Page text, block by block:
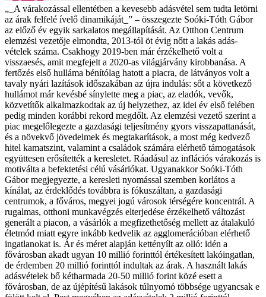
„_A várakozással ellentétben a kevesebb adásvétel sem tudta letörni
az árak felfelé ívelő dinamikáját_” – összegezte Soóki-Tóth Gábor
az előző év egyik sarkalatos megállapítását. Az Otthon Centrum
elemzési vezetője elmondta, 2013-tól öt évig nőtt a lakás adás-
vételek száma. Csakhogy 2019-ben már érzékelhető volt a
visszaesés, amit megfejelt a 2020-as világjárvány kirobbanása. A
fertőzés első hulláma bénítólag hatott a piacra, de látványos volt a
tavaly nyári lazítások időszakában az újra indulás: sőt a következő
hullámot már kevésbé sínylette meg a piac, az eladók, vevők,
közvetítők alkalmazkodtak az új helyzethez, az idei év első felében
pedig minden korábbi rekord megdőlt. Az elemzési vezető szerint a
piac megelőlegezte a gazdasági teljesítmény gyors visszapattanását,
és a növekvő jövedelmek és megtakarítások, a most még kedvező
hitel kamatszint, valamint a családok számára elérhető támogatások
együttesen erősítették a keresletet. Ráadásul az inflációs várakozás is
motiválta a befektetési célú vásárlókat. Ugyanakkor Soóki-Tóth
Gábor megjegyezte, a keresleti nyomással szemben korlátos a
kínálat, az érdeklődés továbbra is fókuszáltan, a gazdasági
centrumok, a főváros, megyei jogú városok térségére koncentrál. A
rugalmas, otthoni munkavégzés elterjedése érzékelhető változást
generált a piacon, a vásárlók a megfizethetőség mellett az átalakuló
életmód miatt egyre inkább kedvelik az agglomerációban elérhető
ingatlanokat is. Ár és méret alapján kettényílt az olló: idén a
fővárosban akadt ugyan 10 millió forinttól értékesített lakóingatlan,
de érdemben 20 millió forinttól indultak az árak. A használt lakás
adásvételek bő kétharmada 20-50 millió forint közé esett a
fővárosban, de az újépítésű lakások túlnyomó többsége ugyancsak e